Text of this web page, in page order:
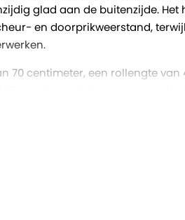
glad aan de buitenzijde. Het
en doorprikweerstand,
70 centimeter, een rollengte van
de koker heeft een diameter van
aan beide uiteinden.